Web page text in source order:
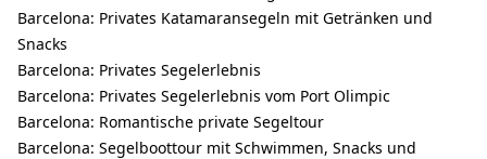
Barcelona: Privates Katamaransegeln mit Getränken und
Snacks
Barcelona: Privates Segelerlebnis
Barcelona: Privates Segelerlebnis vom Port Olimpic
Barcelona: Romantische private Segeltour
Barcelona: Segelboottour mit Schwimmen, Snacks und